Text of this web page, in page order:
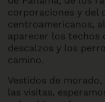
corporaciones y del
centroamericanos,
aparecer los techos
descalzos y los
camino.
Vestidos de
las visitas,